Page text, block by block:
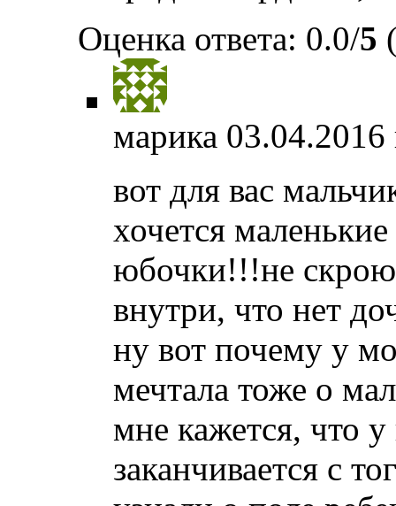
Оценка ответа: 0.0/5
марика
вот для вас
хочется
юбочки!!!не скрою
внутри, что нет
ну вот почему у
мечтала тоже о
мне кажется, что у
заканчивается с